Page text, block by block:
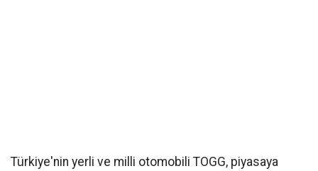
Türkiye'nin yerli ve milli otomobili TOGG, piyasaya